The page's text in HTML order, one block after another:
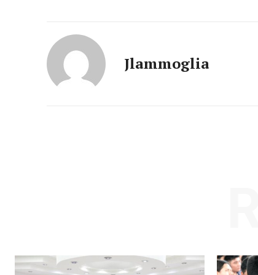
Jlammoglia